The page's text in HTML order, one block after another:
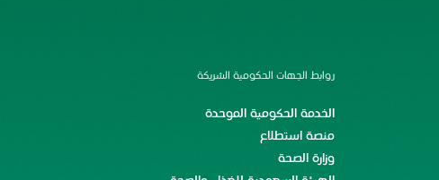
روابط الجهات الحكومية الشريكة
الخدمة الحكومية الموحدة
منصة استطلاع
وزارة الصحة